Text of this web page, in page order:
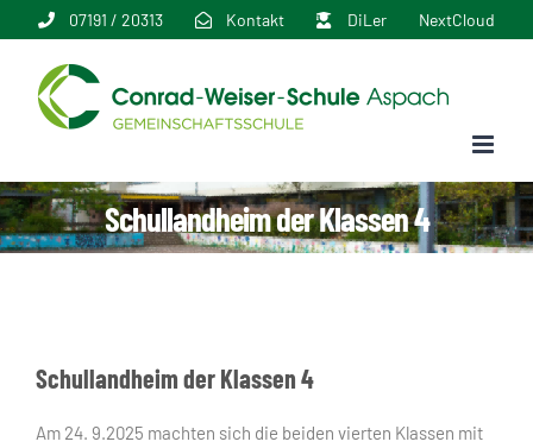
springen
07191 / 20313 Kontakt DiLer NextCloud
Schullandheim der Klassen 4
Schullandheim der Klassen 4
Am 24. 9.2025 machten sich die beiden vierten Klassen mit